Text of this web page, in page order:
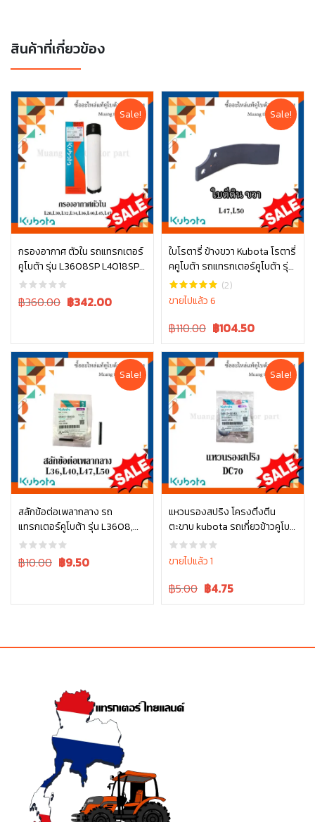
สินค้าที่เกี่ยวข้อง
Sale!
กรองอากาศ ตัวใน รถแทรกเตอร์
คูโบต้า รุ่น L3608SP L4018SP
L4708SP W9501-31090B
Original
฿360.00 Current
฿342.00
หยิบใส่ตะกร้า
Sale!
ใบโรตารี่ ข้างขวา Kubota โรตารี่
คคูโบต้า รถแทรกเตอร์คูโบต้า รุ่น
L4708 L5018 W9518-54071
(2)
ขายไปแล้ว 6
Original
was:
฿110.00.
฿110.00 Current
is:
฿110.00.
฿104.50
หยิบใส่ตะกร้า
Sale!
สลักข้อต่อเพลากลาง รถ
แทรกเตอร์คูโบต้า รุ่น L3608,
L4018, L4708, L5018 05411-
00430
Original
฿10.00 Current
฿9.50
หยิบใส่ตะกร้า
Sale!
แหวนรองสปริง โครงตึงตีน
ตะขาบ kubota รถเกี่ยวข้าวคูโบต้
า รุ่น DC70 04512-50140
ขายไปแล้ว 1
Original
฿5.00 Current
฿4.75
หยิบใส่ตะกร้า